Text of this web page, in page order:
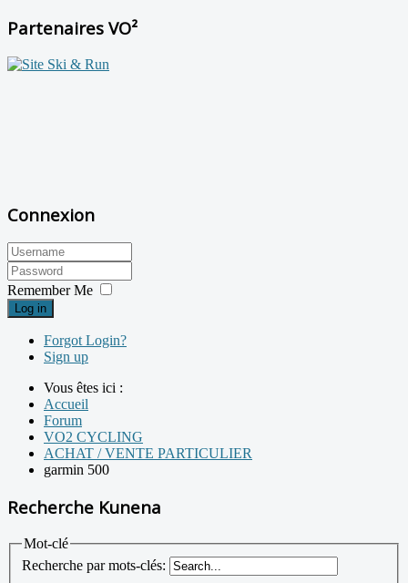
Partenaires VO²
Connexion
Remember Me
Log in
Forgot Login?
Sign up
Vous êtes ici :
Accueil
Forum
VO2 CYCLING
ACHAT / VENTE PARTICULIER
garmin 500
Recherche Kunena
Mot-clé
Recherche par mots-clés: